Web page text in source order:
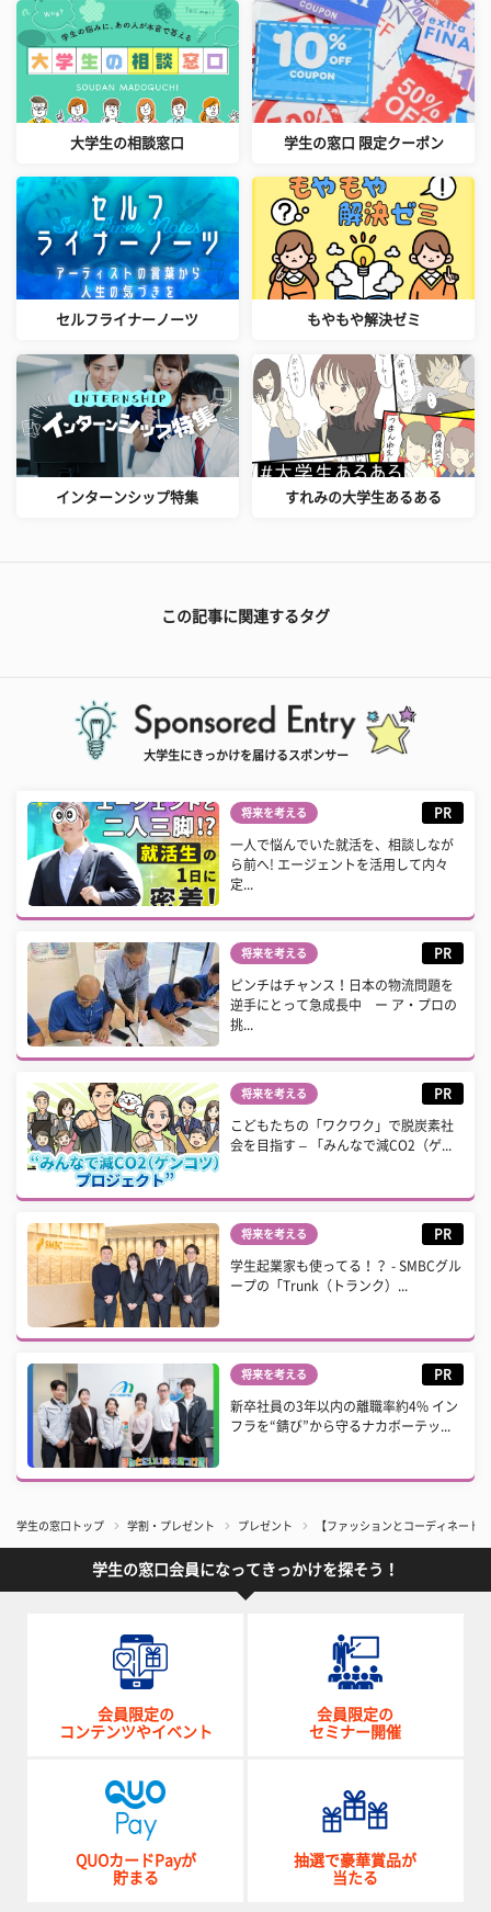
大学生の相談窓口 学生の窓口 限定クーポン
セルフライナーノーツ もやもや解決ゼミ
インターンシップ特集 すれみの大学生あるある
この記事に関連するタグ
大学生にきっかけを届けるスポンサー
将来を考える PR
一人で悩んでいた就活を、相談しなが
ら前へ! エージェントを活用して内々
定...
将来を考える PR
ピンチはチャンス！日本の物流問題を
逆手にとって急成長中 ー ア・プロの
挑...
将来を考える PR
こどもたちの「ワクワク」で脱炭素社
会を目指す – 「みんなで減CO2（ゲ...
将来を考える PR
学生起業家も使ってる！？ - SMBCグル
ープの「Trunk（トランク）...
将来を考える PR
新卒社員の3年以内の離職率約4% イン
フラを“錆び”から守るナカボーテッ...
学生の窓口トップ 学割・プレゼント プレゼント 【ファッションとコーディネート
学生の窓口会員になってきっかけを探そう！
会員限定の
コンテンツやイベント
会員限定の
セミナー開催
QUOカードPayが
貯まる
抽選で豪華賞品が
当たる